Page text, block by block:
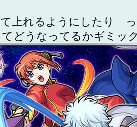
て上れるようにしたり
どうなってるかギミッ